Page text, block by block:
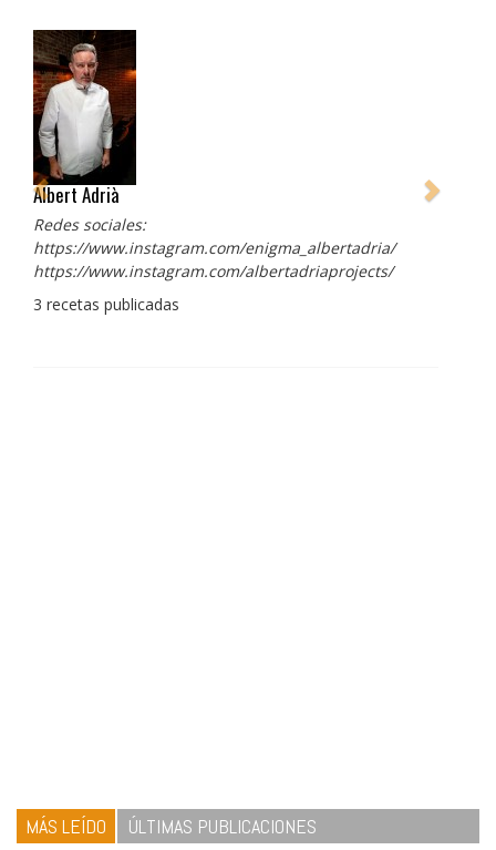
Albert Adrià
Redes sociales:
https://www.instagram.com/enigma_albertadria/
https://www.instagram.com/albertadriaprojects/
3 recetas publicadas
MÁS LEÍDO ÚLTIMAS PUBLICACIONES